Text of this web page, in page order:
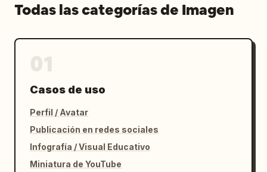
Todas las categorías de Imagen
Casos de uso
Perfil / Avatar
Publicación en redes sociales
Infografía / Visual Educativo
Miniatura de YouTube